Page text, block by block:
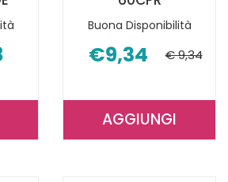
BASENPULVER
Buona Disponibilità
€9,34 € 9,34
AGGIUNGIAGGIUNGI